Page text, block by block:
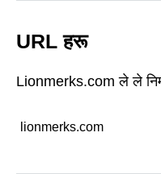
URL हरू
Lionmerks.com ले ले
lionmerks.com